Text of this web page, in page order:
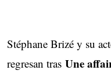
Stéphane Brizé y su
regresan tras Une